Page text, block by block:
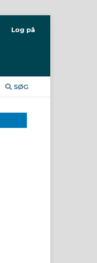
SØG
Log på